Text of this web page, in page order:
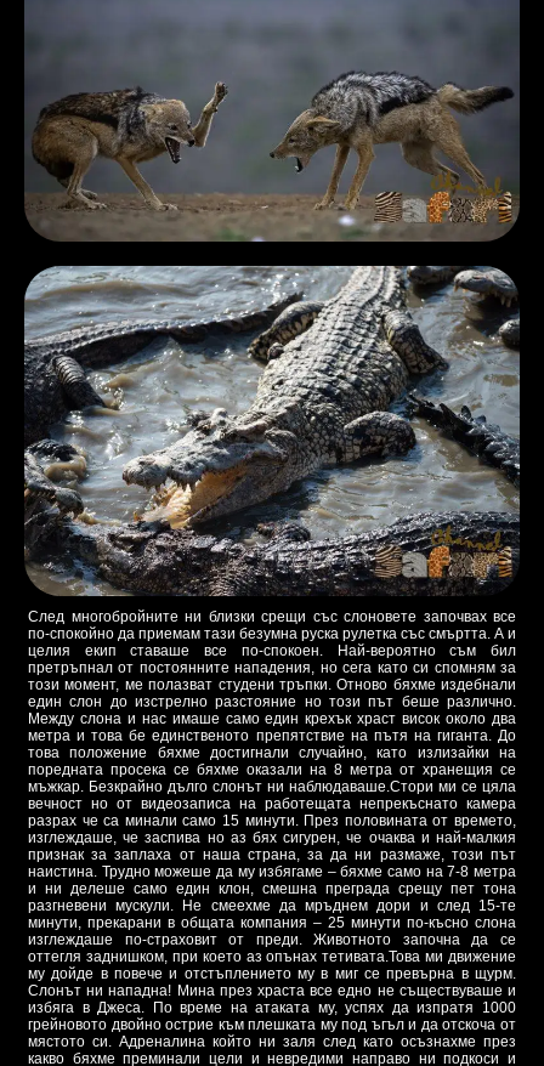
След многобройните ни близки срещи със слоновете започвах все
по-спокойно да приемам тази безумна руска рулетка със смъртта. А и
целия екип ставаше все по-спокоен. Най-вероятно съм бил
претръпнал от постоянните нападения, но сега като си спомням за
този момент, ме полазват студени тръпки. Отново бяхме издебнали
един слон до изстрелно разстояние но този път беше различно.
Между слона и нас имаше само един крехък храст висок около два
метра и това бе единственото препятствие на пътя на гиганта. До
това положение бяхме достигнали случайно, като излизайки на
поредната просека се бяхме оказали на 8 метра от хранещия се
мъжкар. Безкрайно дълго слонът ни наблюдаваше.Стори ми се цяла
вечност но от видеозаписа на работещата непрекъснато камера
разрах че са минали само 15 минути. През половината от времето,
изглеждаше, че заспива но аз бях сигурен, че очаква и най-малкия
признак за заплаха от наша страна, за да ни размаже, този път
наистина. Трудно можеше да му избягаме – бяхме само на 7-8 метра
и ни делеше само един клон, смешна преграда срещу пет тона
разгневени мускули. Не смеехме да мръднем дори и след 15-те
минути, прекарани в общата компания – 25 минути по-късно слона
изглеждаше по-страховит от преди. Животното започна да се
оттегля заднишком, при което аз опънах тетивата.Това ми движение
му дойде в повече и отстъплението му в миг се превърна в щурм.
Слонът ни нападна! Мина през храста все едно не съществуваше и
избяга в Джеса. По време на атаката му, успях да изпратя 1000
грейновото двойно острие към плешката му под ъгъл и да отскоча от
мястото си. Адреналина който ни заля след като осъзнахме през
какво бяхме преминали цели и невредими направо ни подкоси и